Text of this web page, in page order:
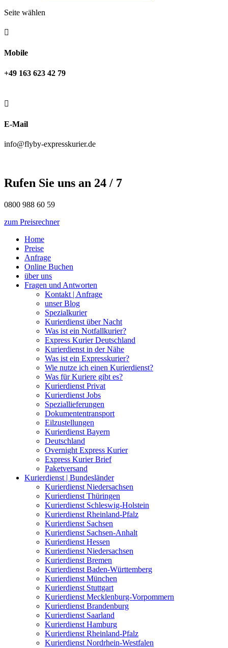
Seite wählen

Mobile
+49 163 623 42 79

E-Mail
info@flyby-expresskurier.de
Rufen Sie uns an 24 / 7
0800 988 60 59
zum Preisrechner
Home
Preise
Anfrage
Online Buchen
über uns
Fragen und Antworten
Kontakt | Anfrage
unser Blog
Spezialkurier
Kurierdienst über Nacht
Was ist ein Notfallkurier?
Express Kurier Deutschland
Kurierdienst in der Nähe
Was ist ein Expresskurier?
Wie nutze ich einen Kurierdienst?
Was für Kuriere gibt es?
Kurierdienst Privat
Kurierdienst Jobs
Speziallieferungen
Dokumententransport
Eilzustellungen
Kurierdienst Bayern
Deutschland
Overnight Express Kurier
Express Kurier Brief
Paketversand
Kurierdienst | Bundesländer
Kurierdienst Niedersachsen
Kurierdienst Thüringen
Kurierdienst Schleswig-Holstein
Kurierdienst Rheinland-Pfalz
Kurierdienst Sachsen
Kurierdienst Sachsen-Anhalt
Kurierdienst Hessen
Kurierdienst Niedersachsen
Kurierdienst Bremen
Kurierdienst Baden-Württemberg
Kurierdienst München
Kurierdienst Stuttgart
Kurierdienst Mecklenburg-Vorpommern
Kurierdienst Brandenburg
Kurierdienst Saarland
Kurierdienst Hamburg
Kurierdienst Rheinland-Pfalz
Kurierdienst Nordrhein-Westfalen